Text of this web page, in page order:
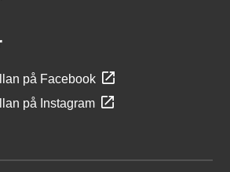
på Facebook
på Instagram